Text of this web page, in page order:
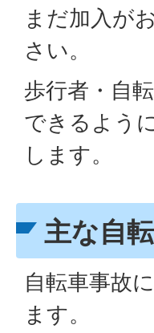
まだ加入が
さい。
歩行者・自
できるよう
します。
主な自
自転車事故
ます。